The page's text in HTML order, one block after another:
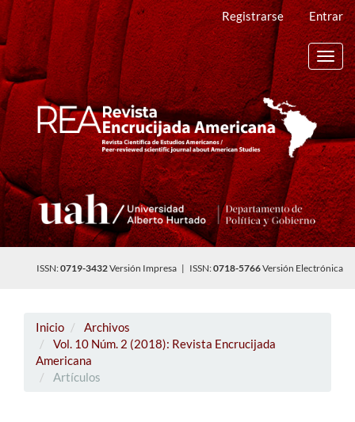
Navegación
principal
Contenido
principal
Barra
lateral
Registrarse Entrar
ISSN:0719-3432Versión Impresa | ISSN:0718-5766Versión Electrónica
Inicio
Archivos
Vol. 10 Núm. 2 (2018): Revista Encrucijada
Americana
Artículos